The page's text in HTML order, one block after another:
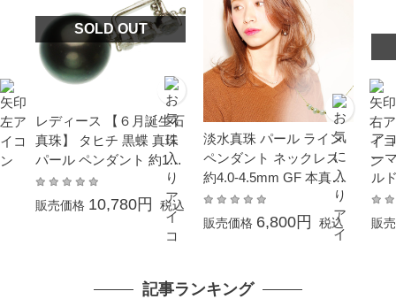
SOLD OUT
レディース 【６月誕生石
真珠】 タヒチ 黒蝶 真珠
パール ペンダント 約11
mm シルバー SV セミラ
ウンド 真珠 パール ギフ
販売価格 10,780円 税込
淡水真珠 パール ライン
ペンダント ネックレス
約4.0-4.5mm GF 本真珠
カジュアル クリスマス X
mas プレゼント
販売価格 6,800円 税込
ア
ー
ル
ー
学
販
記事ランキング